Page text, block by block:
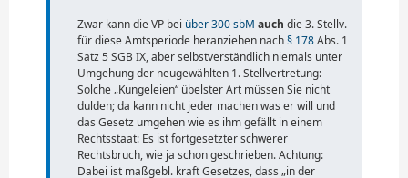
Zwar kann die VP bei über 300 sbM auch die 3. Stellv.
für diese Amtsperiode heranziehen nach§ 178Abs. 1
Satz 5 SGB IX, aber selbstverständlich niemals unter
Umgehung der neugewählten 1. Stellvertretung:
Solche „Kungeleien“ übelster Art müssen Sie nicht
dulden; da kann nicht jeder machen was er will und
das Gesetz umgehen wie es ihm gefällt in einem
Rechtsstaat: Es ist fortgesetzter schwerer
Rechtsbruch, wie ja schon geschrieben. Achtung:
Dabei ist maßgebl. kraft Gesetzes, dass „in der